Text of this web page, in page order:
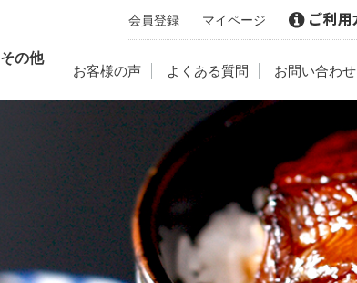
会員登録 マイページ
その他
お客様の声 よくある質問 お問い合わせ